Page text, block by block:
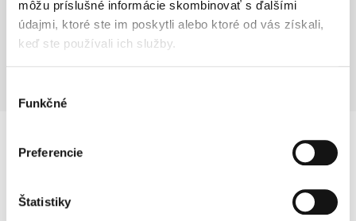
môžu príslušné informácie skombinovať s ďalšími
údajmi, ktoré ste im poskytli alebo ktoré od vás získali,
keď ste používali ich služby.
súhlasu
Funkčné
Preferencie
Štatistiky
WITH PLAYGROUND
Unique cellebrations under the trees of the surrounding